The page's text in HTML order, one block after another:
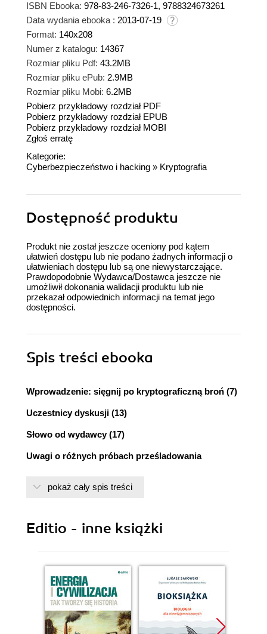
ISBN Ebooka: 978-83-246-7326-1, 9788324673261
Data wydania ebooka : 2013-07-19
Format: 140x208
Numer z katalogu: 14367
Rozmiar pliku Pdf: 43.2MB
Rozmiar pliku ePub: 2.9MB
Rozmiar pliku Mobi: 6.2MB
Pobierz przykładowy rozdział PDF
Pobierz przykładowy rozdział EPUB
Pobierz przykładowy rozdział MOBI
Zgłoś erratę
Kategorie:
Cyberbezpieczeństwo i hacking » Kryptografia
Dostępność produktu
Produkt nie został jeszcze oceniony pod kątem
ułatwień dostępu lub nie podano żadnych informacji o
ułatwieniach dostępu lub są one niewystarczające.
Prawdopodobnie Wydawca/Dostawca jeszcze nie
umożliwił dokonania walidacji produktu lub nie
przekazał odpowiednich informacji na temat jego
dostępności.
Spis treści ebooka
Wprowadzenie: sięgnij po kryptograficzną broń (7)
Uczestnicy dyskusji (13)
Słowo od wydawcy (17)
Uwagi o różnych próbach prześladowania
intensywniejsza inwigilacja (27)
Walka z totalną inwigilacją a prawa tworzone przez
ludzi (51)
Szpiegowanie w sektorze prywatnym (61)
Walka z totalną inwigilacją a prawa fizyki (71)
pokaż cały spis treści
Editio - inne książki